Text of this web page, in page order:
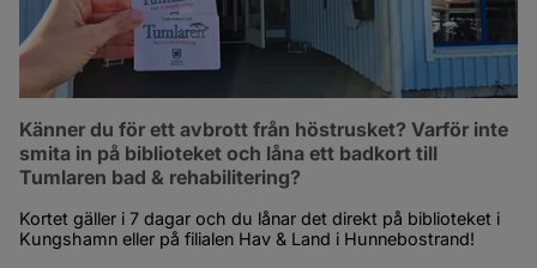
Känner du för ett avbrott från höstrusket? Varför inte
smita in på biblioteket och låna ett badkort till
Tumlaren bad & rehabilitering?
Kortet gäller i 7 dagar och du lånar det direkt på biblioteket i
Kungshamn eller på filialen Hav & Land i Hunnebostrand!